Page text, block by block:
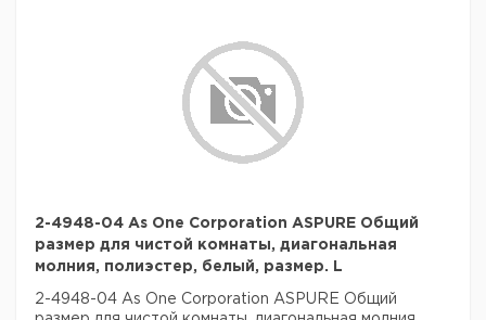
2-4948-04 As One Corporation ASPURE Общий
размер для чистой комнаты, диагональная
молния, полиэстер, белый, размер. L
2-4948-04 As One Corporation ASPURE Общий